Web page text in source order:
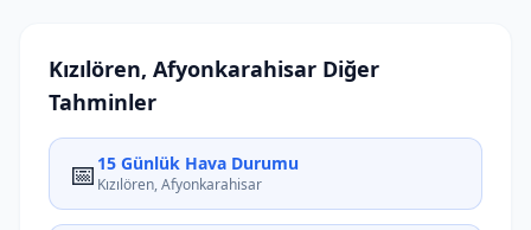
Kızılören, Afyonkarahisar Diğer
Tahminler
📅 15 Günlük Hava Durumu
Kızılören, Afyonkarahisar